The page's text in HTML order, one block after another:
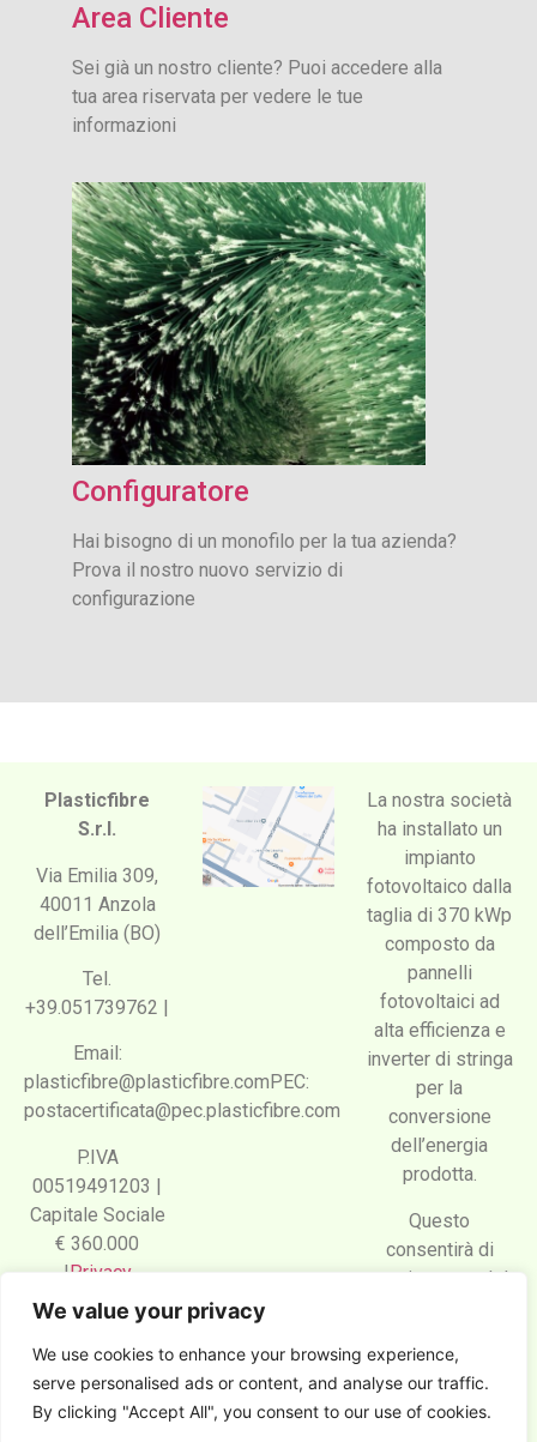
We value your privacy
We use cookies to enhance your browsing experience,
serve personalised ads or content, and analyse our traffic.
By clicking "Accept All", you consent to our use of cookies.
Area Cliente
Sei già un nostro cliente? Puoi accedere alla
tua area riservata per vedere le tue
informazioni
Configuratore
Hai bisogno di un monofilo per la tua azienda?
Prova il nostro nuovo servizio di
configurazione
Plasticfibre
S.r.l.
Via Emilia 309,
40011 Anzola
dell’Emilia (BO)
Tel.
+39.051739762 |
Email:
plasticfibre@plasticfibre.comPEC:
postacertificata@pec.plasticfibre.com
P.IVA
00519491203 |
Capitale Sociale
€ 360.000
|Privacy
Indirizzo email:
amministrazione@plasticfibre.com
La nostra società
ha installato un
impianto
fotovoltaico dalla
taglia di 370 kWp
composto da
pannelli
fotovoltaici ad
alta efficienza e
inverter di stringa
per la
conversione
dell’energia
prodotta.
Questo
consentirà di
coprire parte del
dell’azienda.